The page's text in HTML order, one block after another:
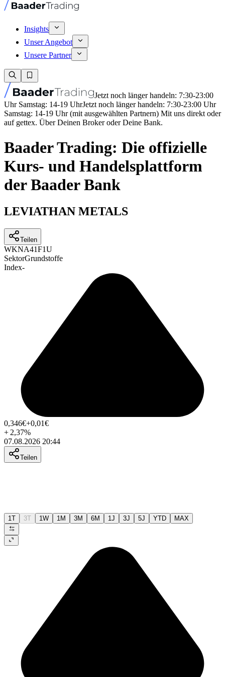
Insights
Unser Angebot
Unsere Partner
Jetzt noch länger handeln: 7:30-23:00
Uhr Samstag: 14-19 UhrJetzt noch länger handeln: 7:30-23:00 Uhr
Samstag: 14-19 Uhr (mit ausgewählten Partnern) Mit uns direkt oder
auf gettex. Über Deinen Broker oder Deine Bank.
Baader Trading: Die offizielle
Kurs- und Handelsplattform
der Baader Bank
LEVIATHAN METALS
Teilen
WKNA41F1U
SektorGrundstoffe
Index-
0,346€+0,01€
+ 2,37%
07.08.2026 20:44
Teilen
1T 3T 1W 1M 3M 6M 1J 3J 5J YTD MAX